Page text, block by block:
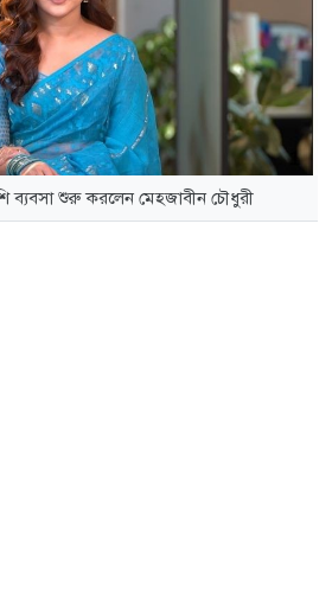
ব্যবসা শুরু করলেন মেহজাবীন চৌধুরী